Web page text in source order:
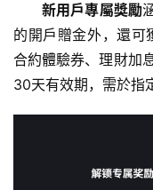
新用戶專屬獎勵
的開戶贈金外，還
合約體驗券、理財加
30天有效期，需於指